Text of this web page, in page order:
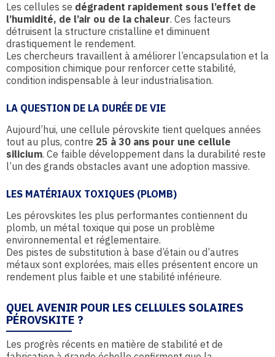
Les cellules se dégradent rapidement sous l’effet de
l’humidité, de l’air ou de la chaleur. Ces facteurs
détruisent la structure cristalline et diminuent
drastiquement le rendement.
Les chercheurs travaillent à améliorer l’encapsulation et la
composition chimique pour renforcer cette stabilité,
condition indispensable à leur industrialisation.
LA QUESTION DE LA DURÉE DE VIE
Aujourd’hui, une cellule pérovskite tient quelques années
tout au plus, contre 25 à 30 ans pour une cellule
silicium. Ce faible développement dans la durabilité reste
l’un des grands obstacles avant une adoption massive.
LES MATÉRIAUX TOXIQUES (PLOMB)
Les pérovskites les plus performantes contiennent du
plomb, un métal toxique qui pose un problème
environnemental et réglementaire.
Des pistes de substitution à base d’étain ou d’autres
métaux sont explorées, mais elles présentent encore un
rendement plus faible et une stabilité inférieure.
QUEL AVENIR POUR LES CELLULES SOLAIRES
PÉROVSKITE ?
Les progrès récents en matière de stabilité et de